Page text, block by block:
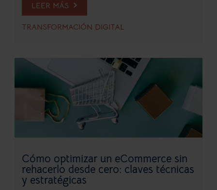
LEER MÁS
TRANSFORMACIÓN DIGITAL
Cómo optimizar un eCommerce sin
rehacerlo desde cero: claves técnicas
y estratégicas